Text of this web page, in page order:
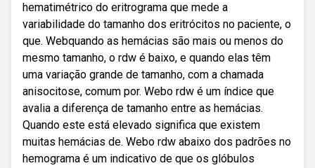
hematimétrico do eritrograma que mede a
variabilidade do tamanho dos eritrócitos no paciente, o
que. Webquando as hemácias são mais ou menos do
mesmo tamanho, o rdw é baixo, e quando elas têm
uma variação grande de tamanho, com a chamada
anisocitose, comum por. Webo rdw é um índice que
avalia a diferença de tamanho entre as hemácias.
Quando este está elevado significa que existem
muitas hemácias de. Webo rdw abaixo dos padrões no
hemograma é um indicativo de que os glóbulos